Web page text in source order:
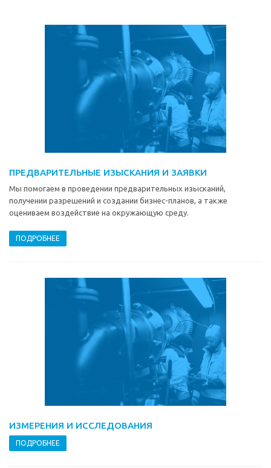
ПРЕДВАРИТЕЛЬНЫЕ ИЗЫСКАНИЯ И ЗАЯВКИ
Мы помогаем в проведении предварительных изысканий,
получении разрешений и создании бизнес-планов, а также
оцениваем воздействие на окружающую среду.
ПОДРОБНЕЕ
ИЗМЕРЕНИЯ И ИССЛЕДОВАНИЯ
ПОДРОБНЕЕ